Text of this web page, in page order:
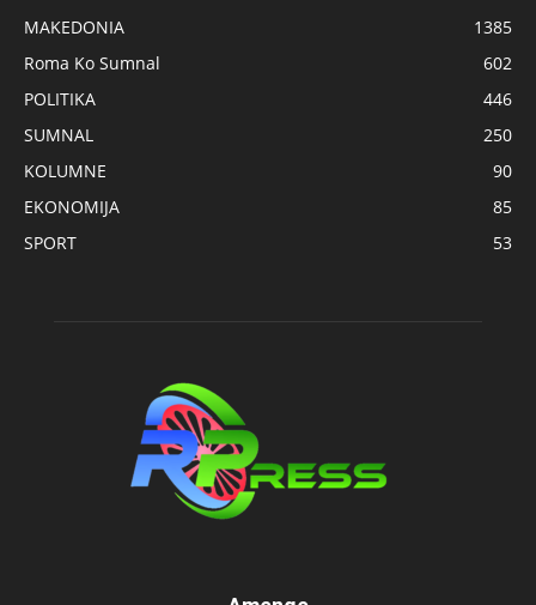
MAKEDONIA
1385
Roma Ko Sumnal
602
POLITIKA
446
SUMNAL
250
KOLUMNE
90
EKONOMIJA
85
SPORT
53